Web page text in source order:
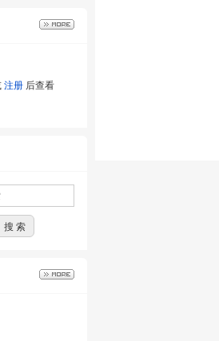
注册后查看